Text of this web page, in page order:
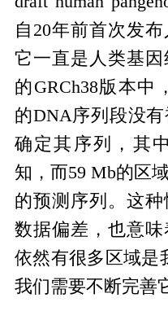
自20年前首次发
它一直是人类基
的GRCh38版本中
的DNA序列段没
确定其序列，其
知，而59 Mb的区
的预测序列。这
数据偏差，也意味
依然有很多区域是
我们需要不断完善